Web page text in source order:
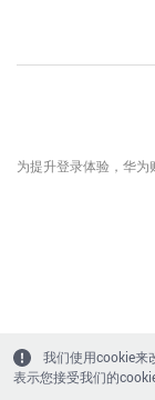
为提升登录体验，华为
我们使用cookie来
表示您接受我们的cookie